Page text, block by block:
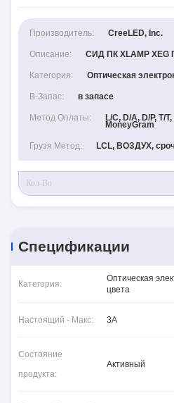
Производитель: CreeLED, Inc.
Описание: СИД ПК XLAMP
Категория: Оптическая
В-Запас: в запасе
Метод Оплаты: L/C, D/A, D/P, T/
MoneyGram
Грузя Метод: LCL, ВОЗДУХ,
Спецификации
Категория:
Оптическая
цвета
Настоящий - Макс: 3A
Состояние
продукта:
Активный